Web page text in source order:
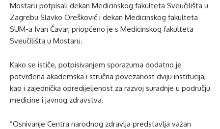
Mostaru potpisali dekan Medicinskog fakulteta Sveučilišta u
Zagrebu Slavko Orešković i dekan Medicinskog fakulteta
SUM-a Ivan Ćavar, priopćeno je s Medicinskog fakulteta
Sveučilišta u Mostaru.
Kako se ističe, potpisivanjem sporazuma dodatno je
potvrđena akademska i stručna povezanost dviju institucija,
kao i zajednička opredijeljenost za razvoj suradnje u području
medicine i javnog zdravstva.
”Osnivanje Centra narodnog zdravlja predstavlja važan